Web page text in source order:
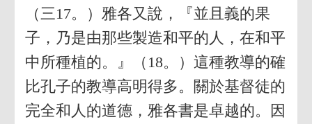
（三17。）雅各又說，『並且義的果
子，乃是由那些製造和平的人，在和平
中所種植的。』（18。）這種教導的確
比孔子的教導高明得多。關於基督徒的
完全和人的道德，雅各書是卓越的。因